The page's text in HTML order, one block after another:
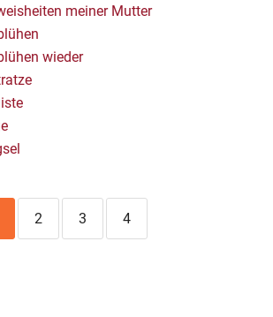
meiner Mutter
wieder
2 3 4